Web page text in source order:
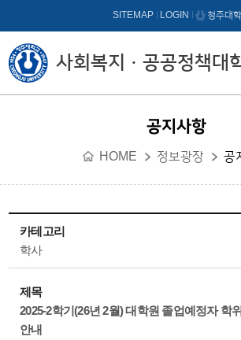
본문 바로가기
사회복지ㆍ공공정책대
SITEMAP LOGIN 청주대
공지사항
HOME 정보광장 공
카테고리
학사
제목
2025-2학기(26년 2월) 대학원 졸업예정자 학
안내